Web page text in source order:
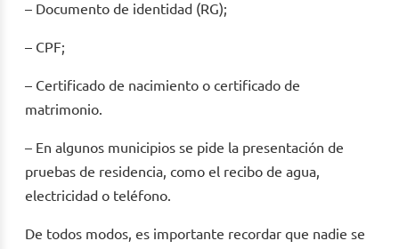
– Documento de identidad (RG);
– CPF;
– Certificado de nacimiento o certificado de
matrimonio.
– En algunos municipios se pide la presentación de
pruebas de residencia, como el recibo de agua,
electricidad o teléfono.
De todos modos, es importante recordar que nadie se